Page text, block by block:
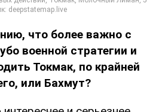
что более важно с
военной стратегии и
Токмак, по крайней
или Бахмут?